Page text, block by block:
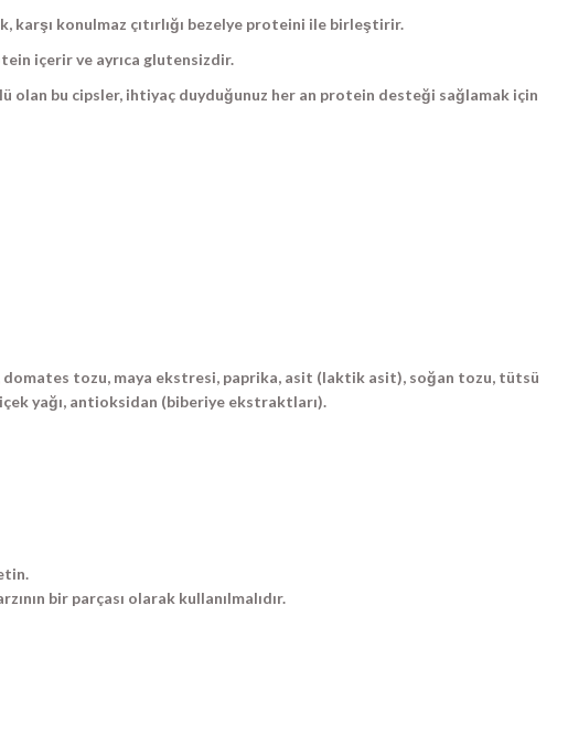
karşı konulmaz çıtırlığı bezelye proteini ile birleştirir.
içerir ve ayrıca glutensizdir.
olan bu cipsler, ihtiyaç duyduğunuz her an protein desteği sağlamak için
domates tozu, maya ekstresi, paprika, asit (laktik asit), soğan tozu, tütsü
yağı, antioksidan (biberiye ekstraktları).
bir parçası olarak kullanılmalıdır.